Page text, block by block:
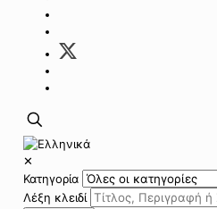
✕
Κατηγορία
Λέξη κλειδί